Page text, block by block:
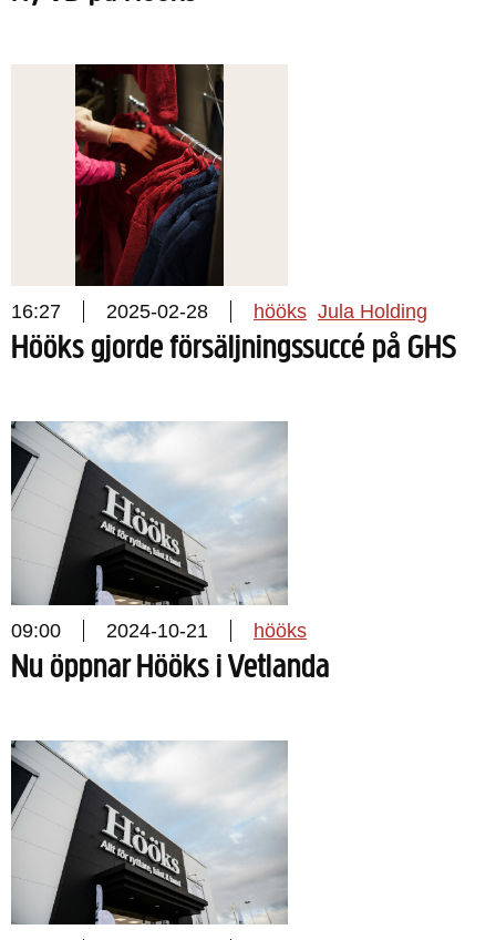
16:27 2025-02-28 hööks Jula Holding
Hööks gjorde försäljningssuccé på GHS
09:00 2024-10-21 hööks
Nu öppnar Hööks i Vetlanda